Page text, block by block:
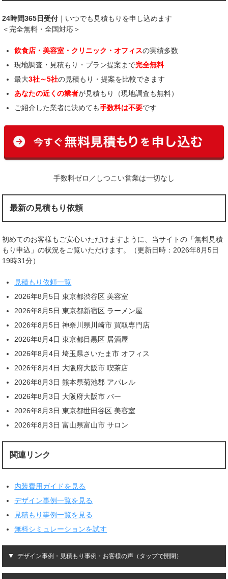
24時間365日受付 ｜いつでも見積もりを申し込めます
＜完全無料・全国対応＞
飲食店・美容室・クリニック・オフィスの実績多数
現地調査・見積もり・プラン提案まで完全無料
最大3社～5社の見積もり・提案を比較できます
あなたの近くの業者が見積もり（現地調査も無料）
ご紹介した業者に決めても手数料は不要です
手数料ゼロ／しつこい営業は一切なし
最新の見積もり依頼
初めてのお客様もご安心いただけますように、当サイトの「無料見積
もり申込」の状況をご覧いただけます。（更新日時：2026年8月5日
19時31分）
見積もり依頼一覧
2026年8月5日 東京都渋谷区 美容室
2026年8月5日 東京都新宿区 ラーメン屋
2026年8月5日 神奈川県川崎市 買取専門店
2026年8月4日 東京都目黒区 居酒屋
2026年8月4日 埼玉県さいたま市 オフィス
2026年8月4日 大阪府大阪市 喫茶店
2026年8月3日 熊本県菊池郡 アパレル
2026年8月3日 大阪府大阪市 バー
2026年8月3日 東京都世田谷区 美容室
2026年8月3日 富山県富山市 サロン
関連リンク
内装費用ガイドを見る
デザイン事例一覧を見る
見積もり事例一覧を見る
無料シミュレーションを試す
デザイン事例・見積もり事例・お客様の声（タップで開閉）